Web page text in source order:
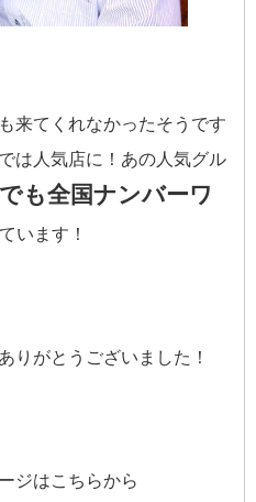
来てくれなかったそうです
は人気店に！あの人気グル
も全国ナンバーワ
います！
りがとうございました！
ジはこちらから